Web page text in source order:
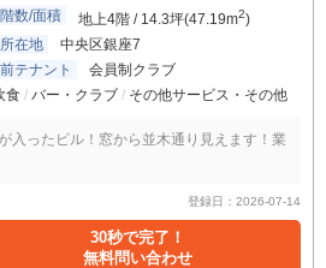
階数/面積
地上4階 / 14.3坪(47.19m2)
所在地
中央区銀座7
前テナント
会員制クラブ
食 バー・クラブ その他サービス・その他
入ったビル！窓から並木通り見えます！業
登録日：2026-07-14
30秒で完了！
無料問い合わせ